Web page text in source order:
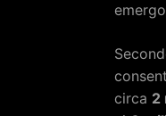
circa 2